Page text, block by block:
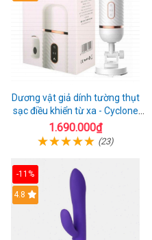
Dương vật giả dính tường thụt
sạc điều khiển từ xa - Cyclone
Fire
1.690.000₫
(23)
-11%
4.8